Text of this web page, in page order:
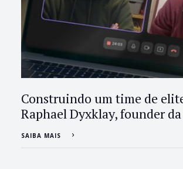
Construindo um time de
Raphael Dyxklay, founder
SAIBA MAIS